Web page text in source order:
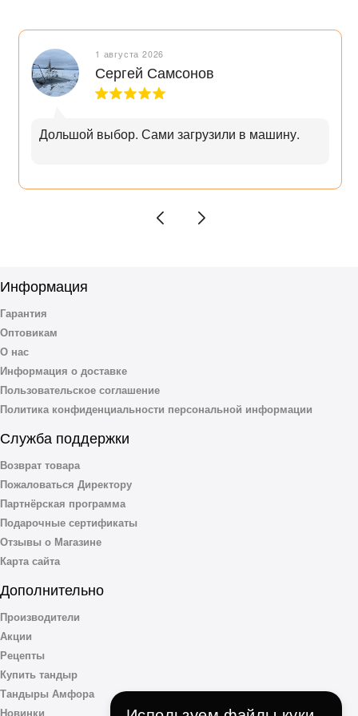
1 августа 2026
Сергей Самсонов
Дольшой выбор. Сами загрузили в машину.
Информация
Гарантия
Оптовикам
О нас
Информация о доставке
Пользовательское соглашение
Политика конфиденциальности персональной информации
Служба поддержки
Возврат товара
Пожаловаться Директору
Партнёрская программа
Подарочные сертификаты
Отзывы о Магазине
Карта сайта
Дополнительно
Производители
Акции
Рецепты
Купить тандыр
Тандыры Амфора
Новинки